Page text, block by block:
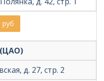
руб
д. 27, стр. 2